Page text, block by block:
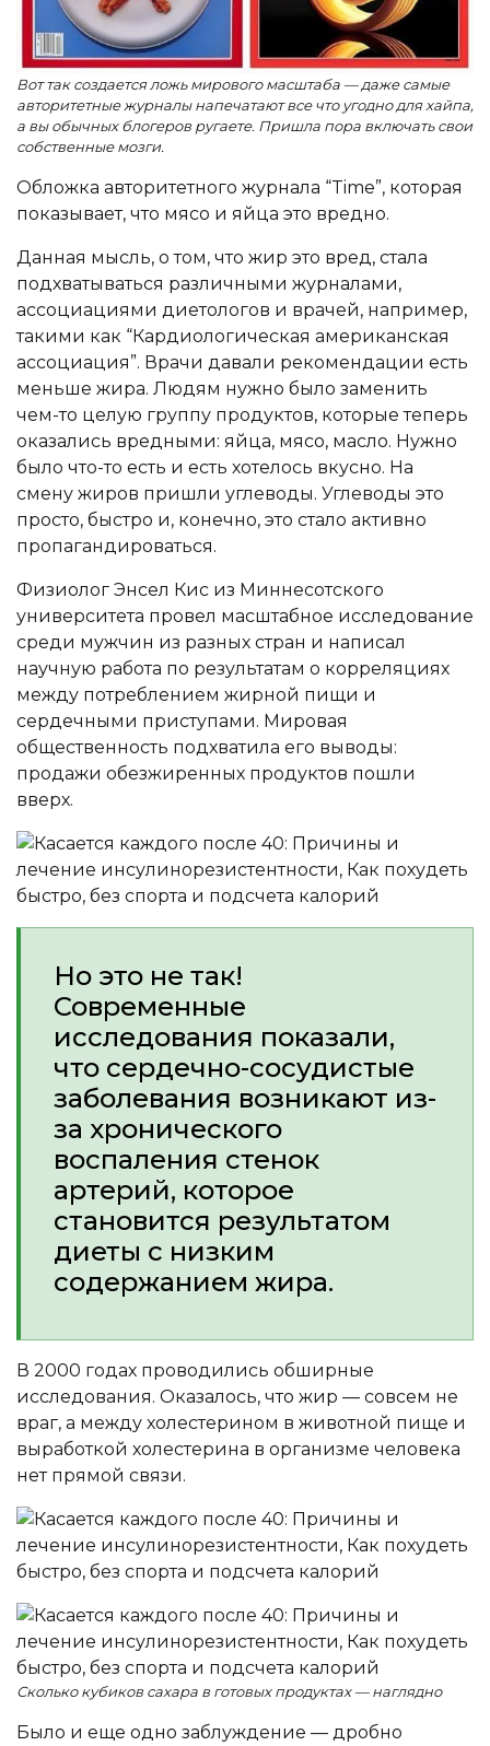
Вот так создается ложь мирового масштаба — даже самые
авторитетные журналы напечатают все что угодно для хайпа,
а вы обычных блогеров ругаете. Пришла пора включать свои
собственные мозги.
Обложка авторитетного журнала “Time”, которая
показывает, что мясо и яйца это вредно.
Данная мысль, о том, что жир это вред, стала
подхватываться различными журналами,
ассоциациями диетологов и врачей, например,
такими как “Кардиологическая американская
ассоциация”. Врачи давали рекомендации есть
меньше жира. Людям нужно было заменить
чем-то целую группу продуктов, которые теперь
оказались вредными: яйца, мясо, масло. Нужно
было что-то есть и есть хотелось вкусно. На
смену жиров пришли углеводы. Углеводы это
просто, быстро и, конечно, это стало активно
пропагандироваться.
Физиолог Энсел Кис из Миннесотского
университета провел масштабное исследование
среди мужчин из разных стран и написал
научную работа по результатам о корреляциях
между потреблением жирной пищи и
сердечными приступами. Мировая
общественность подхватила его выводы:
продажи обезжиренных продуктов пошли
вверх.
Но это не так!
Современные
исследования показали,
что сердечно-сосудистые
заболевания возникают из-
за хронического
воспаления стенок
артерий, которое
становится результатом
диеты с низким
содержанием жира.
В 2000 годах проводились обширные
исследования. Оказалось, что жир — совсем не
враг, а между холестерином в животной пище и
выработкой холестерина в организме человека
нет прямой связи.
Сколько кубиков сахара в готовых продуктах — наглядно
Было и еще одно заблуждение — дробно